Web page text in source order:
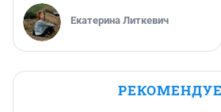
Екатерина Литкевич